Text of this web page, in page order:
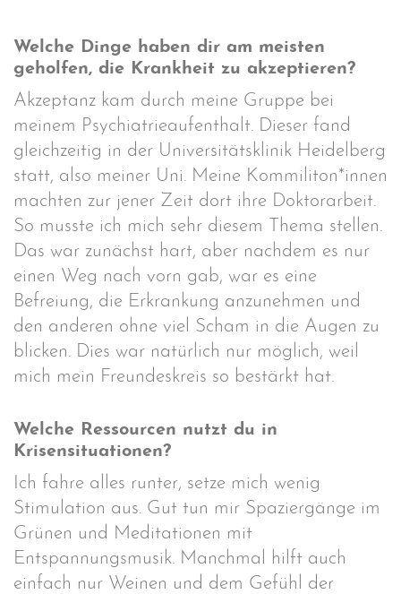
Welche Dinge haben dir am meisten
geholfen, die Krankheit zu akzeptieren?
Akzeptanz kam durch meine Gruppe bei
meinem Psychiatrieaufenthalt. Dieser fand
gleichzeitig in der Universitätsklinik Heidelberg
statt, also meiner Uni. Meine Kommiliton*innen
machten zur jener Zeit dort ihre Doktorarbeit.
So musste ich mich sehr diesem Thema stellen.
Das war zunächst hart, aber nachdem es nur
einen Weg nach vorn gab, war es eine
Befreiung, die Erkrankung anzunehmen und
den anderen ohne viel Scham in die Augen zu
blicken. Dies war natürlich nur möglich, weil
mich mein Freundeskreis so bestärkt hat.
Welche Ressourcen nutzt du in
Krisensituationen?
Ich fahre alles runter, setze mich wenig
Stimulation aus. Gut tun mir Spaziergänge im
Grünen und Meditationen mit
Entspannungsmusik. Manchmal hilft auch
einfach nur Weinen und dem Gefühl der